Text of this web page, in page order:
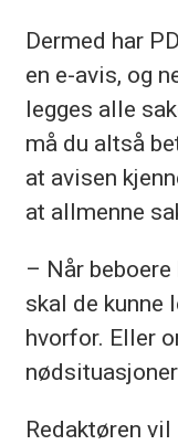
Dermed har
en e-avis, og
legges alle
må du altså
at avisen
at allmenne
– Når
skal de kunne
hvorfor. Eller
Redaktøren